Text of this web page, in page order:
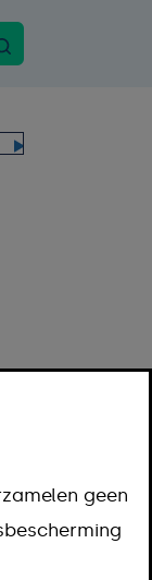
geen